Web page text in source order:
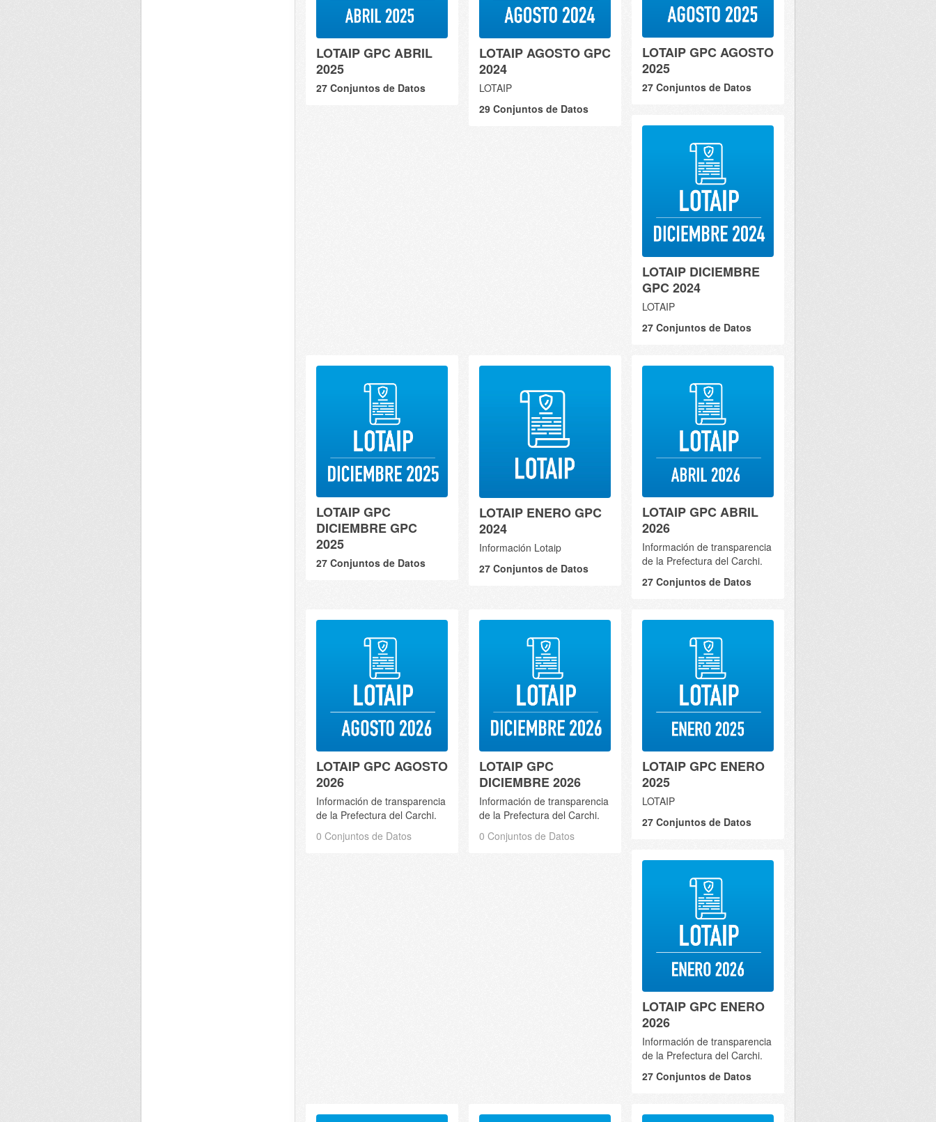
LOTAIP GPC ABRIL
2025
27 Conjuntos de Datos
LOTAIP AGOSTO GPC
2024
LOTAIP
29 Conjuntos de Datos
LOTAIP GPC AGOSTO
2025
27 Conjuntos de Datos
LOTAIP DICIEMBRE
GPC 2024
LOTAIP
27 Conjuntos de Datos
LOTAIP GPC
DICIEMBRE GPC
2025
27 Conjuntos de Datos
LOTAIP ENERO GPC
2024
Información Lotaip
27 Conjuntos de Datos
LOTAIP GPC ABRIL
2026
Información de transparencia
de la Prefectura del Carchi.
27 Conjuntos de Datos
LOTAIP GPC AGOSTO
2026
Información de transparencia
de la Prefectura del Carchi.
0 Conjuntos de Datos
LOTAIP GPC
DICIEMBRE 2026
Información de transparencia
de la Prefectura del Carchi.
0 Conjuntos de Datos
LOTAIP GPC ENERO
2025
LOTAIP
27 Conjuntos de Datos
LOTAIP GPC ENERO
2026
Información de transparencia
de la Prefectura del Carchi.
27 Conjuntos de Datos